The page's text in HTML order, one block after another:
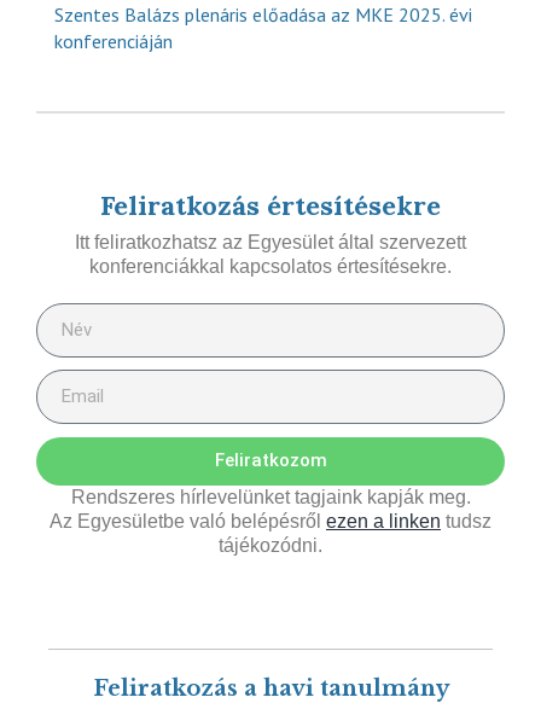
Szentes Balázs plenáris előadása az MKE 2025. évi
konferenciáján
Feliratkozás értesítésekre
Itt feliratkozhatsz az Egyesület által szervezett
konferenciákkal kapcsolatos értesítésekre.
Feliratkozom
Rendszeres hírlevelünket tagjaink kapják meg.
Az Egyesületbe való belépésről ezen a linken tudsz
tájékozódni.
Feliratkozás a havi tanulmány